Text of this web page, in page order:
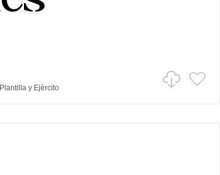
Plantilla y Ejército